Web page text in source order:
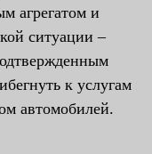
агрегатом и
ситуации –
к услугам
автомобилей.